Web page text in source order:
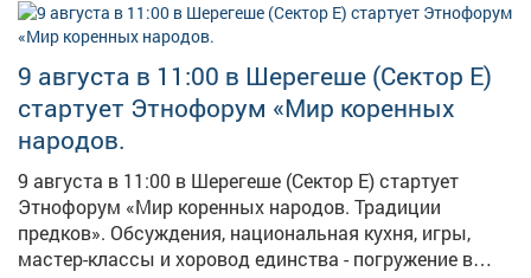
9 августа в 11:00 в Шерегеше (Сектор Е)
стартует Этнофорум «Мир коренных
народов.
9 августа в 11:00 в Шерегеше (Сектор Е) стартует
Этнофорум «Мир коренных народов. Традиции
предков». Обсуждения, национальная кухня, игры,
мастер-классы и хоровод единства - погружение в